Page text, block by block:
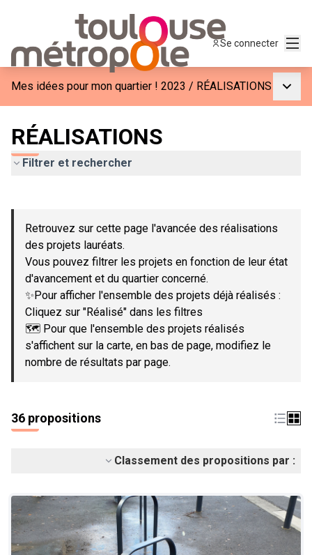
Se connecter
Mes idées pour mon quartier ! 2023 / RÉALISATIONS
RÉALISATIONS
Filtrer et rechercher
−
Retrouvez sur cette page l'avancée des réalisations
des projets lauréats.
Vous pouvez filtrer les projets en fonction de leur état
d'avancement et du quartier concerné.
✨Pour afficher l'ensemble des projets déjà réalisés :
Cliquez sur "Réalisé" dans les filtres
🗺️ Pour que l'ensemble des projets réalisés
s'affichent sur la carte, en bas de page, modifiez le
nombre de résultats par page.
36 propositions
Classement des propositions par :